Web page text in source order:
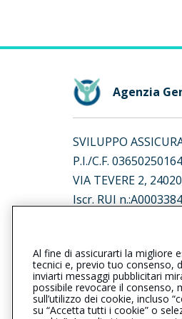
Agenzia
SVILUPPO
P.I./C.F. 03650250164
VIA TEVERE 2,
Iscr. RUI
al seguentelink
Privacy |
Al fine di assicurarti la migliore
tecnici e, previo tuo consenso,
inviarti messaggi pubblicitari
possibile revocare il consenso,
sull’utilizzo dei cookie, incluso
su “Accetta tutti i cookie” o